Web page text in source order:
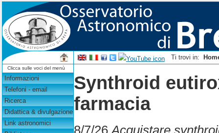
Ti trovi in:
Clicca sulle voci del menù
Informazioni
Telefoni - email
Ricerca
Didattica & divulgazione
Link astronomici
Synthroid
farmacia
8/7/26Acquistare